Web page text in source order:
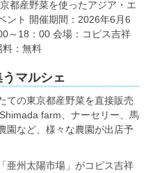
都産野菜を使ったアジア・エ
ント 開催期間：2026年6月6
～18：00 会場：コピス吉祥
料：無料
マルシェ
ての東京都産野菜を直接販売
farm、ナーセリー、馬
園など、様々な農園が出店予
亜州太陽市場」がコピス吉祥